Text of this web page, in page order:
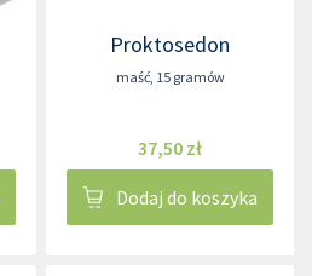
Proktosedon
maść, 15 gramów
37,50 zł
Dodaj do koszyka